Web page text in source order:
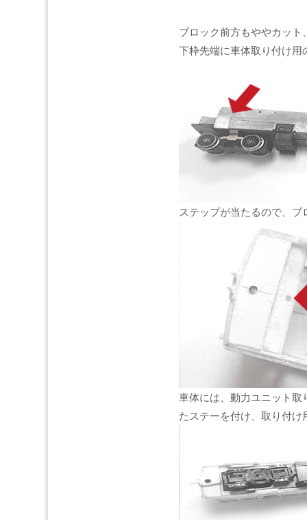
ブロック前方もややカット
下枠先端に車体取り付け用
ステップが当たるので、
車体には、動力ユニット取
たステーを付け、取り付